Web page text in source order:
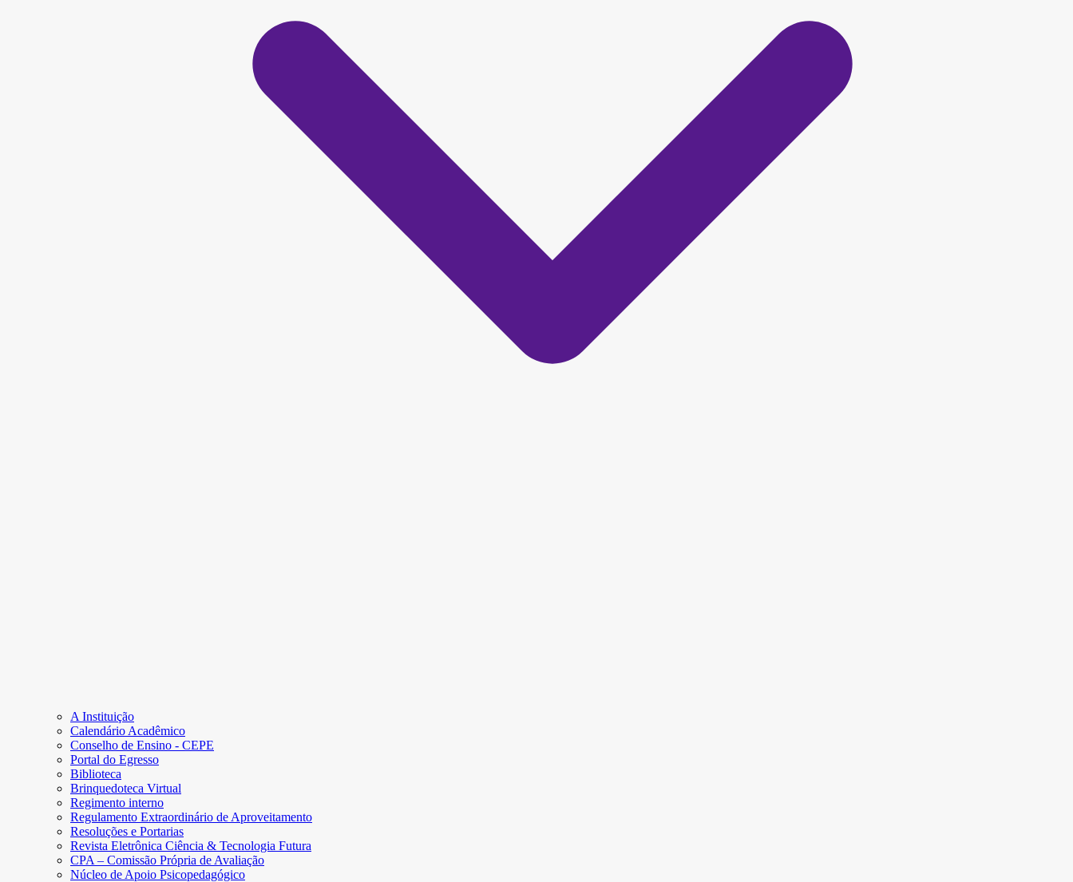
A Instituição
Calendário Acadêmico
Conselho de Ensino - CEPE
Portal do Egresso
Biblioteca
Brinquedoteca Virtual
Regimento interno
Regulamento Extraordinário de Aproveitamento
Resoluções e Portarias
Revista Eletrônica Ciência & Tecnologia Futura
CPA – Comissão Própria de Avaliação
Núcleo de Apoio Psicopedagógico